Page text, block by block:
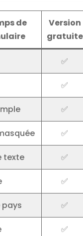
de
Version
gratuite
✅
✅
✅
✅
texte ✅
✅
pays ✅
✅